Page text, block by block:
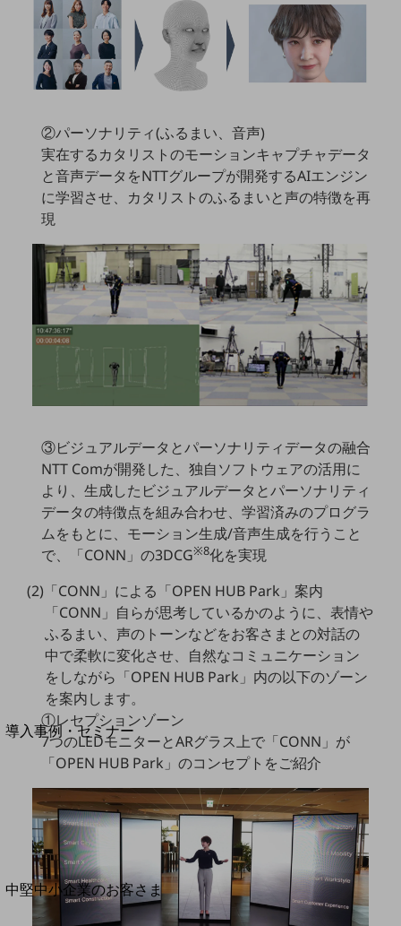
タフネススマートフォン
データ通信製品
ドコモケータイ
通信モジュール製品
衛星携帯電話
IOT完了済みメーカーブランド製品
料金TOP
ドコモBiz データ無制限 ドコモ MAX ドコモ mini ドコモBiz かけ放題
ケータイプラン
5Gデータプラス
データプラス
home5Gプラン
モバイルサービス
端末の一元管理
セキュリティ
運用保守・故障紛失サポート
回線・ネットワーク
別ウィンドウで開きます
サービスをご利用中のお客さま
導入事例・セミナー
導入事例TOP
セミナー
開催・出展する各種セミナー、イベント情報をご紹介します
別ウィンドウで開きます
中堅中小企業のお客さま
NTTドコモビジネスウォッチ
②パーソナリティ(ふるまい、音声)
実在するカタリストのモーションキャプチャデータ
と音声データをNTTグループが開発するAIエンジン
に学習させ、カタリストのふるまいと声の特徴を再
現
③ビジュアルデータとパーソナリティデータの融合
NTT Comが開発した、独自ソフトウェアの活用に
より、生成したビジュアルデータとパーソナリティ
データの特徴点を組み合わせ、学習済みのプログラ
ムをもとに、モーション生成/音声生成を行うこと
で、「CONN」の3DCG※8化を実現
(2)「CONN」による「OPEN HUB Park」案内
「CONN」自らが思考しているかのように、表情や
ふるまい、声のトーンなどをお客さまとの対話の
中で柔軟に変化させ、自然なコミュニケーション
をしながら「OPEN HUB Park」内の以下のゾーン
を案内します。
①レセプションゾーン
7つのLEDモニターとARグラス上で「CONN」が
「OPEN HUB Park」のコンセプトをご紹介